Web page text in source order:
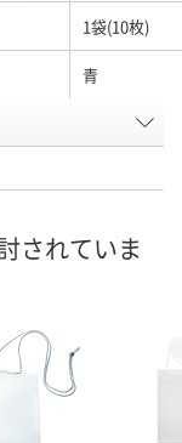
1袋(10枚)
青
K976505
へ
されていま